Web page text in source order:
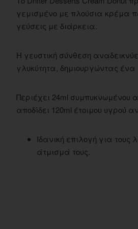
γεμισμένο με πλούσια κρέμα
γεύσεις με διάρκεια.
Η γευστική σύνθεση
γλυκύτητα, δημιουργώντας
Περιέχει 24ml συμπυκνωμένου
αποδίδει 120ml έτοιμου
Ιδανική επιλογή για
άτμισμά τους.